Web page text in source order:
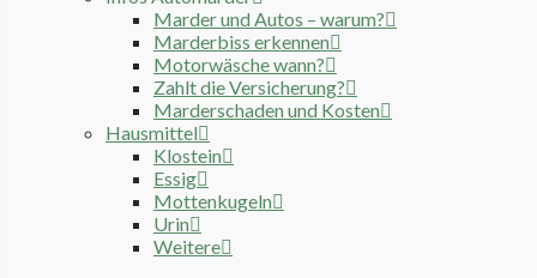
Marder und Autos – warum?
Marderbiss erkennen
Motorwäsche wann?
Zahlt die Versicherung?
Marderschaden und Kosten
Hausmittel
Klostein
Essig
Mottenkugeln
Urin
Weitere